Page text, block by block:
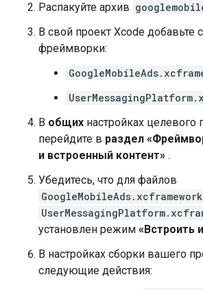
Распакуйте архив
В свой проект Xcode
фреймворки:
В общих настройках целевого
перейдите в раздел
и встроенный контент» .
Убедитесь, что для файлов
GoogleMobileAds.xcframework
установлен режим «Встроить
В настройках сборки вашего
следующие действия: